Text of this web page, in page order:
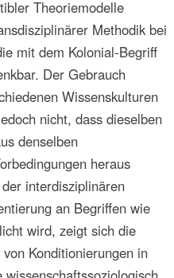
(Hg.).
Theorien, Modelle.
Turns.
Reinbeck: Rowohlt
Kongreßbericht
57 ss.
und
am